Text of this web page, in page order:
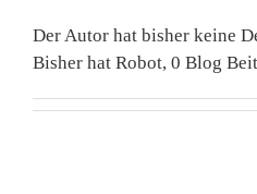
Der Autor hat bisher keine
Bisher hat Robot, 0 Blog